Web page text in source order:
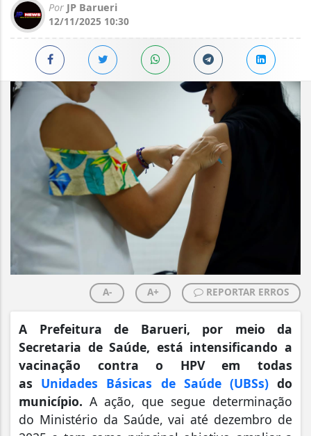
Por JP Barueri
12/11/2025 10:30
A- A+ REPORTAR ERROS
A Prefeitura de Barueri, por meio da
Secretaria de Saúde, está intensificando a
vacinação contra o HPV em todas
as Unidades Básicas de Saúde (UBSs)do
município. A ação, que segue determinação
do Ministério da Saúde, vai até dezembro de